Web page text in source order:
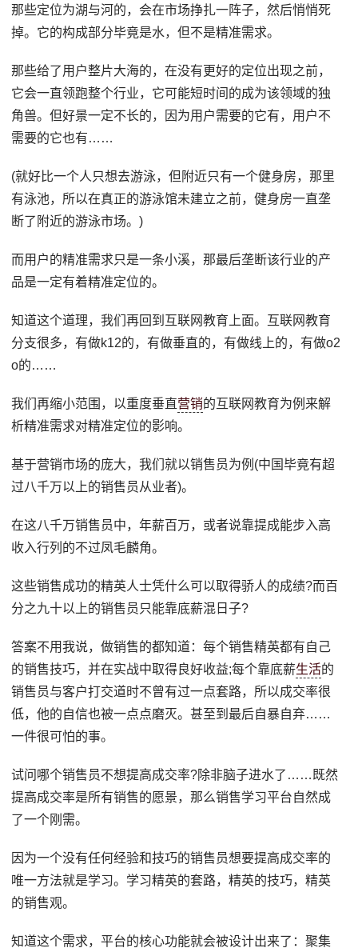
那些定位为湖与河的，会在市场挣扎一阵子，然后悄悄死
掉。它的构成部分毕竟是水，但不是精准需求。
那些给了用户整片大海的，在没有更好的定位出现之前，
它会一直领跑整个行业，它可能短时间的成为该领域的独
角兽。但好景一定不长的，因为用户需要的它有，用户不
需要的它也有……
(就好比一个人只想去游泳，但附近只有一个健身房，那里
有泳池，所以在真正的游泳馆未建立之前，健身房一直垄
断了附近的游泳市场。)
而用户的精准需求只是一条小溪，那最后垄断该行业的产
品是一定有着精准定位的。
知道这个道理，我们再回到互联网教育上面。互联网教育
分支很多，有做k12的，有做垂直的，有做线上的，有做o2
o的……
我们再缩小范围，以重度垂直营销的互联网教育为例来解
析精准需求对精准定位的影响。
基于营销市场的庞大，我们就以销售员为例(中国毕竟有超
过八千万以上的销售员从业者)。
在这八千万销售员中，年薪百万，或者说靠提成能步入高
收入行列的不过凤毛麟角。
这些销售成功的精英人士凭什么可以取得骄人的成绩?而百
分之九十以上的销售员只能靠底薪混日子?
答案不用我说，做销售的都知道：每个销售精英都有自己
的销售技巧，并在实战中取得良好收益;每个靠底薪生活的
销售员与客户打交道时不曾有过一点套路，所以成交率很
低，他的自信也被一点点磨灭。甚至到最后自暴自弃……
一件很可怕的事。
试问哪个销售员不想提高成交率?除非脑子进水了……既然
提高成交率是所有销售的愿景，那么销售学习平台自然成
了一个刚需。
因为一个没有任何经验和技巧的销售员想要提高成交率的
唯一方法就是学习。学习精英的套路，精英的技巧，精英
的销售观。
知道这个需求，平台的核心功能就会被设计出来了：聚集